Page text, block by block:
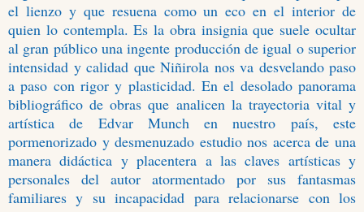
el lienzo y que resuena como un eco en el interior de
quien lo contempla. Es la obra insignia que suele ocultar
al gran público una ingente producción de igual o superior
intensidad y calidad que Niñirola nos va desvelando paso
a paso con rigor y plasticidad. En el desolado panorama
bibliográfico de obras que analicen la trayectoria vital y
artística de Edvar Munch en nuestro país, este
pormenorizado y desmenuzado estudio nos acerca de una
manera didáctica y placentera a las claves artísticas y
personales del autor atormentado por sus fantasmas
familiares y su incapacidad para relacionarse con los